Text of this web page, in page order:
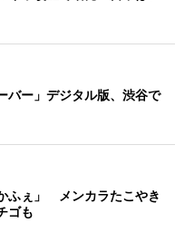
バー」デジタル版、渋谷で
ふぇ」 メンカラたこやき
ゴも